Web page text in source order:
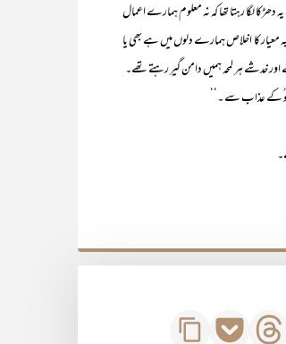
لگا رہتا تھا کہ نہ معلوم ہمارے اعمال
کا اخلاص ہمارے دلوں میں ہے بھی یا
خدشے ہر لمحہ ہمیں دامن گیر رہتے تھے۔
لو ُکے عذاب سے ۔‘‘